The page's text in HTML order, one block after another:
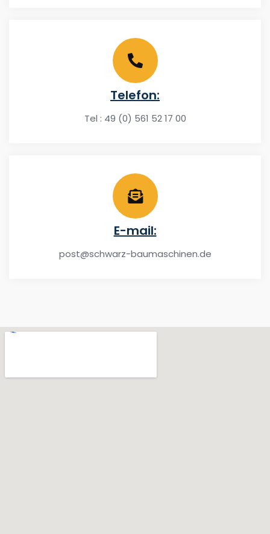
Telefon:
Tel : 49 (0) 561 52 17 00
E-mail:
post@schwarz-baumaschinen.de